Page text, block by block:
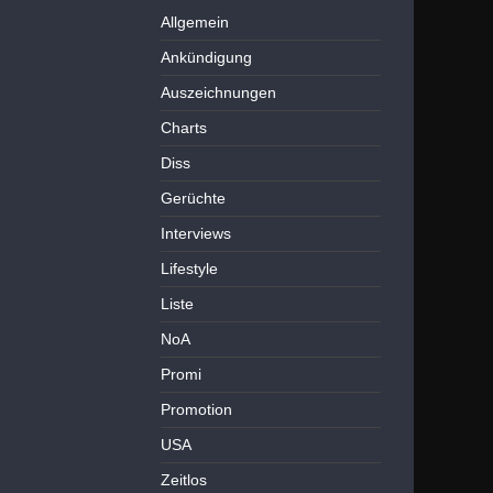
Allgemein
Ankündigung
Auszeichnungen
Charts
Diss
Gerüchte
Interviews
Lifestyle
Liste
NoA
Promi
Promotion
USA
Zeitlos